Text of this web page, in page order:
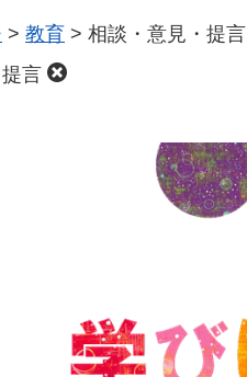
> 教育 > 相談・意見・提言
言